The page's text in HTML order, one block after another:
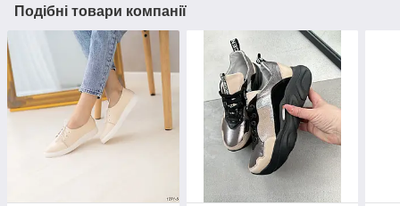
Подібні товари компанії